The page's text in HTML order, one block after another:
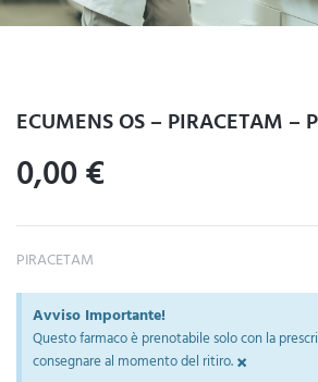
ECUMENS OS – PIRACETAM –
0,00€
PIRACETAM
Avviso Importante!
Questo farmaco è prenotabile solo con la
consegnare al momento del ritiro.×